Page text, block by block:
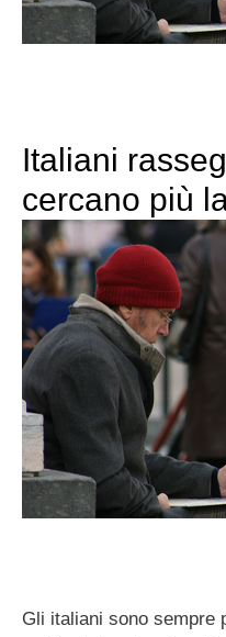
Italiani
cercano più
Gli italiani sono sempre